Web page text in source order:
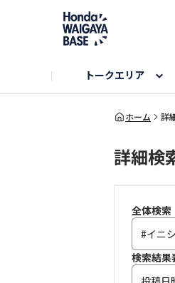
トークエリア
旅とドライブエ
Nシリーズエリア
インターペット
ハロウィンアル
未来に残したい
自慢のHonda車
お知らせ
Hondaキャンプ
USER'S VOICE
カーラインアッ
ホーム 詳
詳細検
全体検索
検索結果